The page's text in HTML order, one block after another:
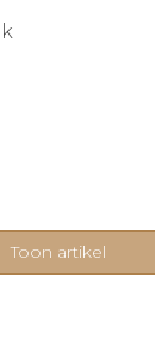
Toon artikel